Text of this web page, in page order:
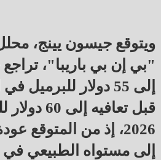
ويتوقع جيسون يينج،
"بي إن بي باريبا"،
إلى 55 دولار للبرميل
قبل تعافيه
2026، إذ من المتوقع
إلى مستواه الطبيعي